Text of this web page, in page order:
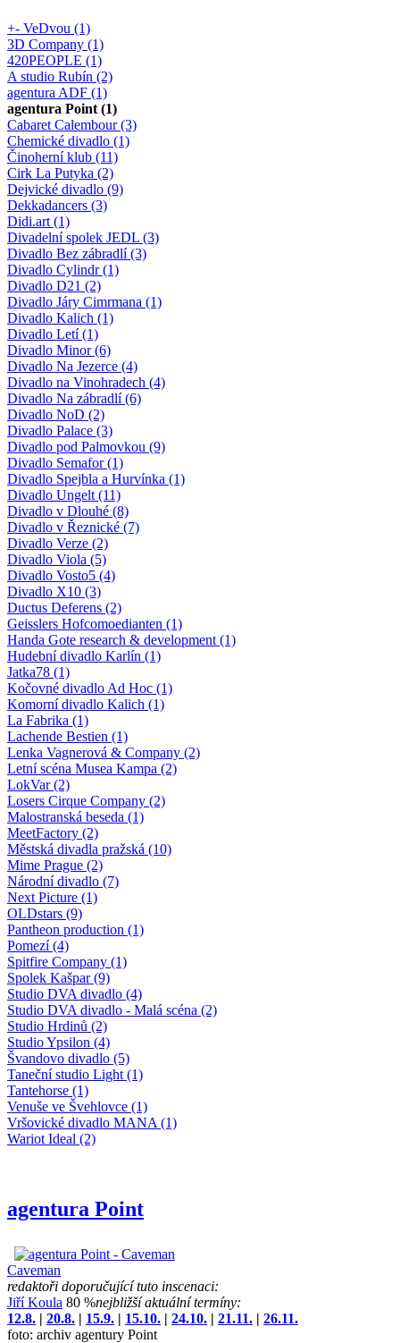
+- VeDvou (1)
3D Company (1)
420PEOPLE (1)
A studio Rubín (2)
agentura ADF (1)
agentura Point (1)
Cabaret Calembour (3)
Chemické divadlo (1)
Činoherní klub (11)
Cirk La Putyka (2)
Dejvické divadlo (9)
Dekkadancers (3)
Didi.art (1)
Divadelní spolek JEDL (3)
Divadlo Bez zábradlí (3)
Divadlo Cylindr (1)
Divadlo D21 (2)
Divadlo Járy Cimrmana (1)
Divadlo Kalich (1)
Divadlo Letí (1)
Divadlo Minor (6)
Divadlo Na Jezerce (4)
Divadlo na Vinohradech (4)
Divadlo Na zábradlí (6)
Divadlo NoD (2)
Divadlo Palace (3)
Divadlo pod Palmovkou (9)
Divadlo Semafor (1)
Divadlo Spejbla a Hurvínka (1)
Divadlo Ungelt (11)
Divadlo v Dlouhé (8)
Divadlo v Řeznické (7)
Divadlo Verze (2)
Divadlo Viola (5)
Divadlo Vosto5 (4)
Divadlo X10 (3)
Ductus Deferens (2)
Geisslers Hofcomoedianten (1)
Handa Gote research & development (1)
Hudební divadlo Karlín (1)
Jatka78 (1)
Kočovné divadlo Ad Hoc (1)
Komorní divadlo Kalich (1)
La Fabrika (1)
Lachende Bestien (1)
Lenka Vagnerová & Company (2)
Letní scéna Musea Kampa (2)
LokVar (2)
Losers Cirque Company (2)
Malostranská beseda (1)
MeetFactory (2)
Městská divadla pražská (10)
Mime Prague (2)
Národní divadlo (7)
Next Picture (1)
OLDstars (9)
Pantheon production (1)
Pomezí (4)
Spitfire Company (1)
Spolek Kašpar (9)
Studio DVA divadlo (4)
Studio DVA divadlo - Malá scéna (2)
Studio Hrdinů (2)
Studio Ypsilon (4)
Švandovo divadlo (5)
Taneční studio Light (1)
Tantehorse (1)
Venuše ve Švehlovce (1)
Vršovické divadlo MANA (1)
Wariot Ideal (2)
agentura Point
Caveman
redaktoři doporučující tuto inscenaci:
Jiří Koula 80 %nejbližší aktuální termíny:
12.8. | 20.8. | 15.9. | 15.10. | 24.10. | 21.11. | 26.11.
foto: archiv agentury Point